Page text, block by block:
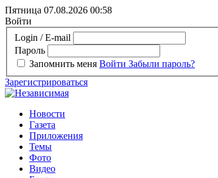
Пятница 07.08.2026 00:58
Войти
Login / E-mail
Пароль
Запомнить меня Войти Забыли пароль?
Зарегистрироваться
Новости
Газета
Приложения
Темы
Фото
Видео